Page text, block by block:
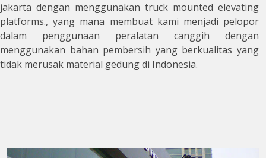
jakarta dengan menggunakan truck mounted elevating
platforms., yang mana membuat kami menjadi pelopor
dalam penggunaan peralatan canggih dengan
menggunakan bahan pembersih yang berkualitas yang
tidak merusak material gedung di Indonesia.